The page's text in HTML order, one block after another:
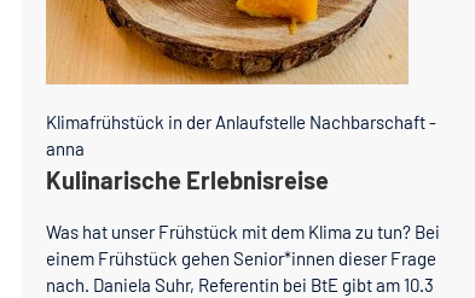
Klimafrühstück in der Anlaufstelle Nachbarschaft -
anna
Kulinarische Erlebnisreise
Was hat unser Frühstück mit dem Klima zu tun? Bei
einem Frühstück gehen Senior*innen dieser Frage
nach. Daniela Suhr, Referentin bei BtE gibt am 10.3